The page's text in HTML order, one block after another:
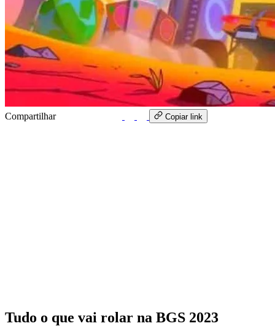
Compartilhar Copiar link
Tudo o que vai rolar na BGS 2023